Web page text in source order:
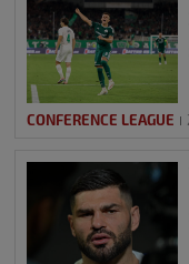
CONFERENCE LEAGUE